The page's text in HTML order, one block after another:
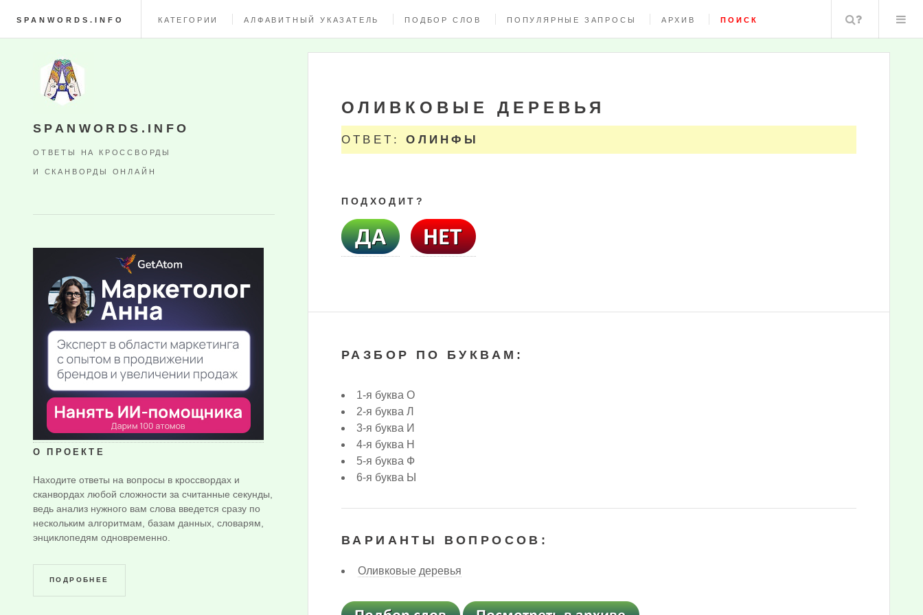
SPANWORDS.INFO КАТЕГОРИИ АЛФАВИТНЫЙ УКАЗАТЕЛЬ ПОДБОР СЛОВ ПОПУЛЯРНЫЕ ЗАПРОСЫ АРХИВ ПОИСК Поиск
ОЛИВКОВЫЕ ДЕРЕВЬЯ
ОТВЕТ:ОЛИНФЫ
ПОДХОДИТ?
РАЗБОР ПО БУКВАМ:
1-я буква О
2-я буква Л
3-я буква И
4-я буква Н
5-я буква Ф
6-я буква Ы
ВАРИАНТЫ ВОПРОСОВ:
Оливковые деревья
SPANWORDS.INFO
ОТВЕТЫ НА КРОССВОРДЫ
И СКАНВОРДЫ ОНЛАЙН
О ПРОЕКТЕ
Находите ответы на вопросы в кроссвордах и
сканвордах любой сложности за считанные секунды,
ведь анализ нужного вам слова введется сразу по
нескольким алгоритмам, базам данных, словарям,
энциклопедям одновременно.
ПОДРОБНЕЕ